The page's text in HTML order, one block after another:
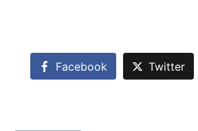
Facebook Twitter